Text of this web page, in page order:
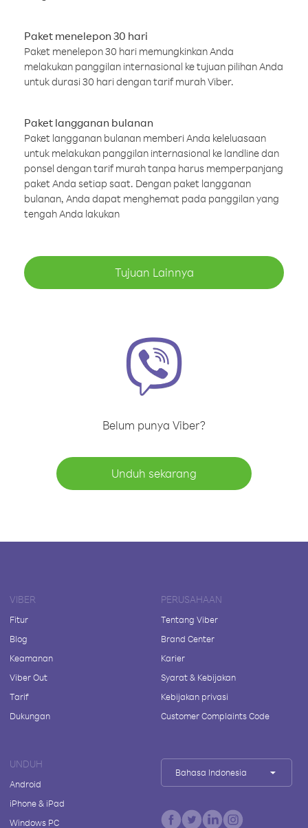
Paket menelepon 30 hari
Paket menelepon 30 hari memungkinkan Anda
melakukan panggilan internasional ke tujuan pilihan Anda
untuk durasi 30 hari dengan tarif murah Viber.
Paket langganan bulanan
Paket langganan bulanan memberi Anda keleluasaan
untuk melakukan panggilan internasional ke landline dan
ponsel dengan tarif murah tanpa harus memperpanjang
paket Anda setiap saat. Dengan paket langganan
bulanan, Anda dapat menghemat pada panggilan yang
tengah Anda lakukan
Tujuan Lainnya
Belum punya Viber?
Unduh sekarang
VIBER
Fitur
Blog
Keamanan
Viber Out
Tarif
Dukungan
PERUSAHAAN
Tentang Viber
Brand Center
Karier
Syarat & Kebijakan
Kebijakan privasi
Customer Complaints Code
UNDUH
Android
iPhone & iPad
Windows PC
Bahasa Indonesia